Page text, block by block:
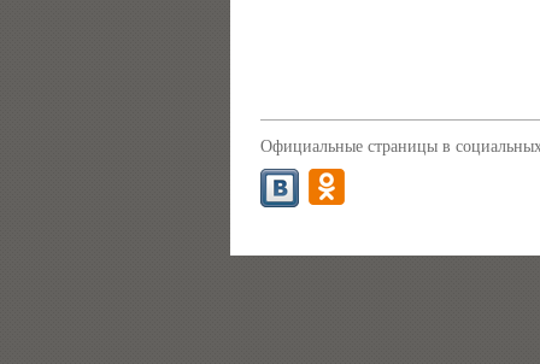
Официальные страницы в социальных